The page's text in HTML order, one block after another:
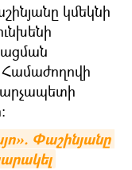
կմեկնի
Փաշինյանը